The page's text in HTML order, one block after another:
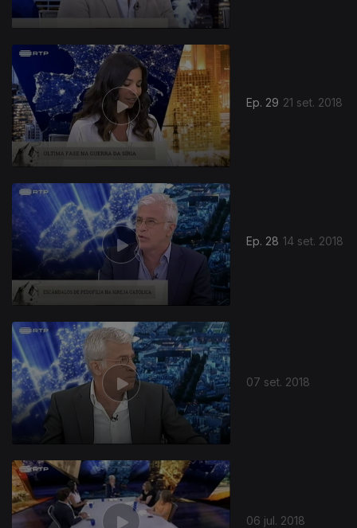
Ep. 29 21 set. 2018
Ep. 28 14 set. 2018
07 set. 2018
06 jul. 2018